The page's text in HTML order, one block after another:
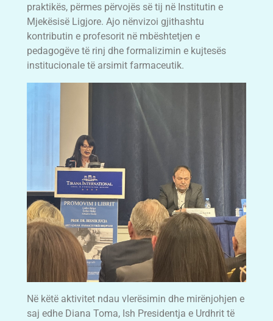
praktikës, përmes përvojës së tij në Institutin e
Mjekësisë Ligjore. Ajo nënvizoi gjithashtu
kontributin e profesorit në mbështetjen e
pedagogëve të rinj dhe formalizimin e kujtesës
institucionale të arsimit farmaceutik.
Në këtë aktivitet ndau vlerësimin dhe mirënjohjen e
saj edhe Diana Toma, Ish Presidentja e Urdhrit të